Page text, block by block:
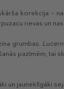
korekcija –
rievas un
grumbas.
pazīmēm, tai
un jauneklīgāki